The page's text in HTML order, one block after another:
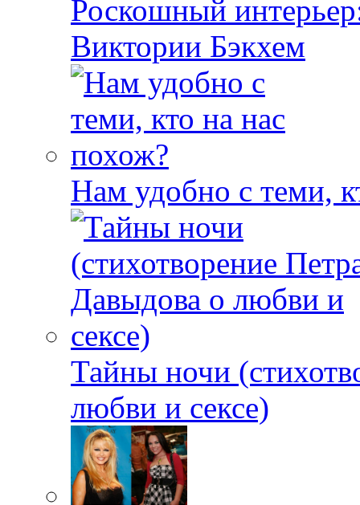
Роскошный
Виктории Бэкхем
Нам удобно с теми,
Тайны ночи
любви и сексе)